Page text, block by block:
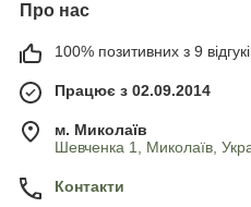
Про нас
100% позитивних з 9
Працює з 02.09.2014
м. Миколаїв
Шевченка 1, Миколаїв,
Контакти